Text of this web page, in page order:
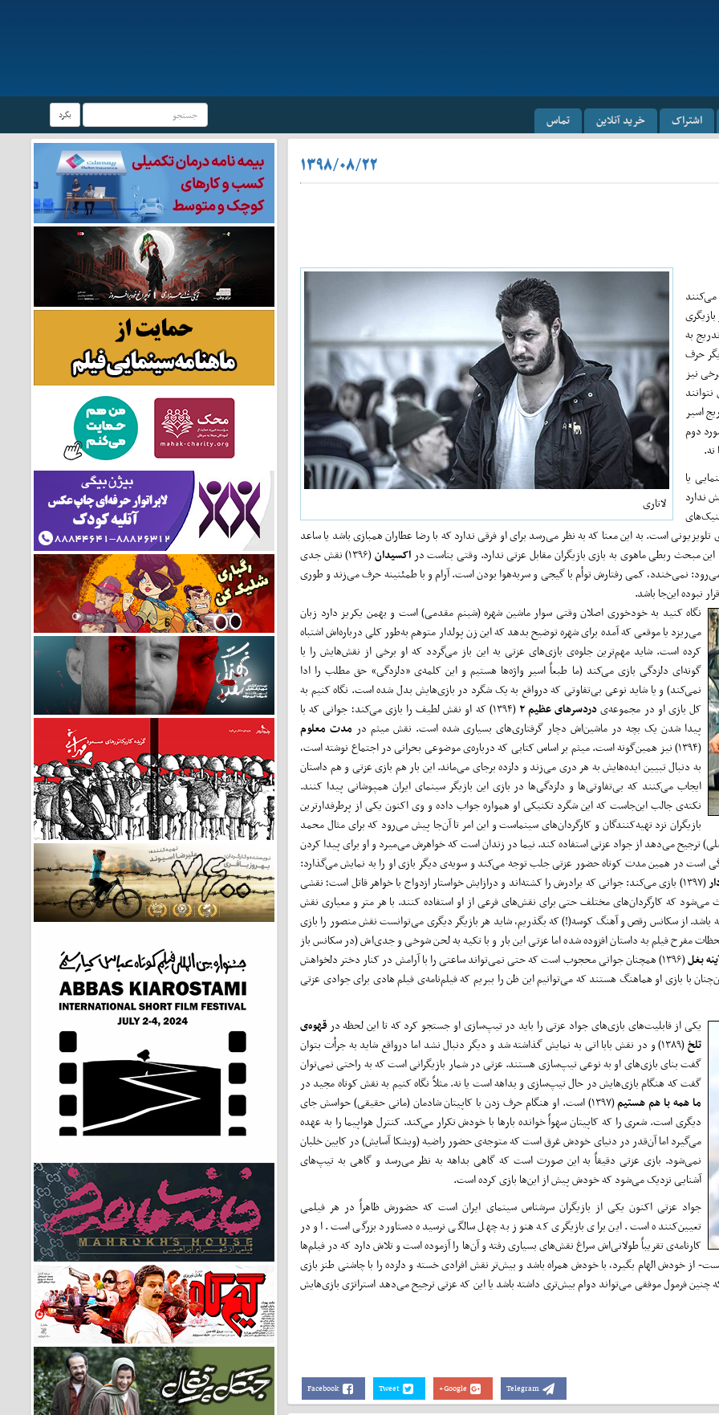
اشتراک خرید آنلاین تماس بگرد
۱۳۹۸/۰۸/۲۲
لاتاری
به
حرف
نیز
اسیر
دوم
یا
ندارد
است. به این معنا که به نظر می‌رسد برای او فرقی ندارد که با رضا عطاران همبازی باشد یا ساعد
مبحث ربطی ماهوی به بازی بازیگران مقابل عزتی ندارد. وقتی بناست دراکسیدان
(۱۳۹۶) نقش جدی
نمی‌خندد، کمی رفتارش توأم با گیجی و سربه‌هوا بودن است. آرام و با طمئنینه حرف می‌زند و طوری
نبوده این‌جا باشد.
نگاه کنید به خودخوری اصلان وقتی سوار ماشین شهره (شبنم مقدمی) است و بهمن یکریز دارد زبان
می‌ریزد یا موقعی که آمده برای شهره توضیح بدهد که این زن پولدار متوهم به‌طور کلی درباره‌اش اشتباه
کرده است. شاید مهم‌ترین جلوه‌ی بازی‌های عزتی به این باز می‌گردد که او برخی از نقش‌هایش را با
گونه‌ای دلزدگی بازی می‌کند (ما طبعاً اسیر واژه‌ها هستیم و این کلمه‌ی «دلزدگی» حق مطلب را ادا
نمی‌کند) و یا شاید نوعی بی‌تفاوتی که درواقع به یک شگرد در بازی‌هایش بدل شده است. نگاه کنیم به
کل بازی او در مجموعه‌یدردسر‌های عظیم ۲
(۱۳۹۴) که او نقش لطیف را بازی می‌کند؛ جوانی که با
پیدا شدن یک بچه در ماشین‌اش دچار گرفتاری‌های بسیاری شده است. نقش میثم در مدت معلوم
(۱۳۹۴) نیز همین‌گونه است. میثم بر اساس کتابی که درباره‌ی‌ موضوعی بحرانی در اجتماع نوشته است،
به دنبال تبیین ایده‌هایش به هر دری می‌زند و دلزده برجای می‌ماند. این بار هم بازی عزتی و هم داستان
ایجاب می‌کنند که بی‌تفاوتی‌ها و دلزدگی‌ها در بازی این بازیگر سینمای ایران همپوشانی پیدا کنند.
نکته‌ی جالب این‌جاست که این شگرد تکنیکی او همواره جواب داده و وی اکنون یکی از پرطرفدارترین
بازیگران نزد تهیه‌کنند‌گان و کارگردان‌های سینماست و این امر تا آن‌جا پیش می‌رود که برای مثال محمد
کرمعلی) ترجیح می‌دهد از جواد عزتی استفاده کند. نیما در زندان است که خواهرش می‌میرد و او برای پیدا کردن
است در همین مدت کوتاه حضور عزتی جلب توجه می‌کند و سویه‌ی دیگر بازی او را به نمایش می‌گذارد:
(۱۳۹۷) بازی می‌کند: جوانی که برادرش را کشته‌اند و درازایش خواستار ازدواج با خواهر قاتل است؛ نقشی
می‌شود که کارگردان‌های مختلف حتی برای نقش‌های فرعی از او استفاده کنند. با هر متر و معیاری نقش
باشد. از سکانس رقص و آهنگ کوسه(!) که بگذریم، شاید هر بازیگر دیگری می‌توانست نقش منصور را بازی
مفرح فیلم به داستان افزوده شده اما عزتی این بار و با تکیه به لحن شوخی و جدی‌اش (در سکانس باز
بغل
(۱۳۹۶) همچنان جوانی محجوب است که حتی نمی‌تواند ساعتی را با آرامش در کنار دختر دلخواهش
با بازی او هماهنگ هستند که می‌توانیم این ظن را ببریم که فیلم‌نامه‌ی فیلم هادی برای جوادی عزتی
یکی از قابلیت‌های بازی‌های جواد عزتی را باید در تیپ‌سازی او جستجو کرد که تا این لحظه در قهوه‌ی
تلخ
(۱۳۸۹) و در نقش بابا اتی به نمایش گذاشته شد و دیگر دنبال نشد اما درواقع شاید به جرأت بتوان
گفت بنای بازی‌های او به نوعی تیپ‌سازی هستند. عزتی در شمار بازیگرانی است که به راحتی نمی‌توان
گفت که هنگام بازی‌هایش در حال تیپ‌سازی و بداهه است یا نه. مثلاً نگاه کنیم به نقش کوتاه مجید در
ما همه با هم هستیم
(۱۳۹۷) است. او هنگام حرف زدن با کاپیتان شادمان (مانی حقیقی) حواسش جای
دیگری است. شعری را که کاپیتان سهواً خوانده بارها با خودش تکرار می‌کند. کنترل هواپیما را به عهده
می‌گیرد اما آن‌قدر در دنیای خودش غرق است که متوجه‌ی حضور راضیه (ویشکا آسایش) در کابین خلبان
نمی‌شود. بازی عزتی دقیقاً به این صورت است که گاهی بداهه به نظر می‌رسد و گاهی به تیپ‌های
آشنایی نزدیک می‌شود که خودش پیش از این‌ها بازی کرده است.
جواد عزتی اکنون یکی از بازیگران سرشناس سینمای ایران است که حضورش ظاهراً در هر فیلمی
تعیین‌کننده است. این برای بازیگری که هنوز به چهل سالگی نرسیده دستاورد بزرگی است. او در
کارنامه‌ی تقریباً طولانی‌اش سراغ نقش‌های بسیاری رفته و آن‌ها را آزموده است و تلاش دارد که در فیلم‌ها
از خودش الهام بگیرد، با خودش همراه باشد و بیش‌تر نقش افرادی خسته و دلزده را با چاشنی طنز بازی
فرمول موفقی می‌تواند دوام بیش‌تری داشته باشد یا این که عزتی ترجیح می‌دهد استراتژی بازی‌هایش
Facebook Tweet Google+ Telegram